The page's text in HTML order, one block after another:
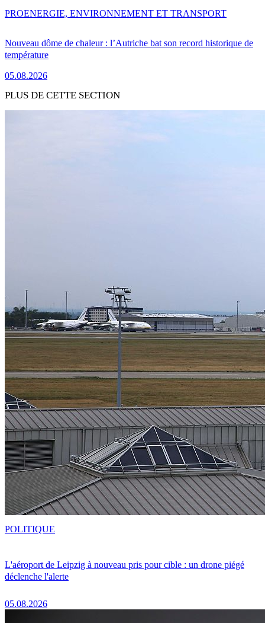
Nouveau dôme de chaleur : l’Autriche bat son record historique de
température
05.08.2026
PROENERGIE, ENVIRONNEMENT ET TRANSPORT
PLUS DE CETTE SECTION
L'aéroport de Leipzig à nouveau pris pour cible : un drone piégé
déclenche l'alerte
05.08.2026
POLITIQUE